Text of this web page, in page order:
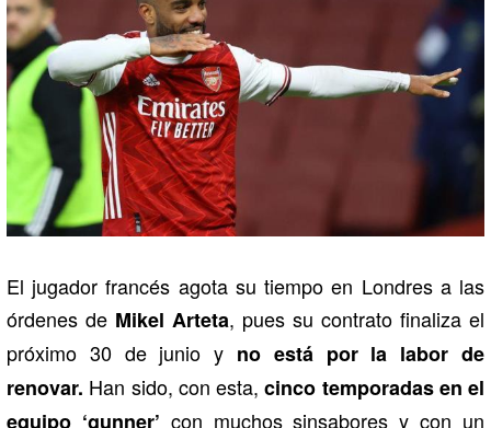
El jugador francés agota su tiempo en Londres a las
órdenes de Mikel Arteta, pues su contrato finaliza el
próximo 30 de junio y no está por la labor de
renovar. Han sido, con esta,cinco temporadas en el
equipo ‘gunner’ con muchos sinsabores y con un